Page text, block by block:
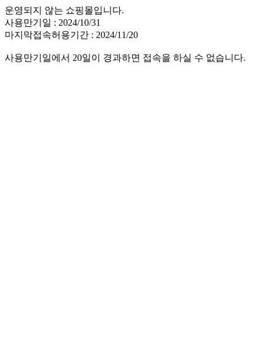
운영되지 않는 쇼핑몰입니다.
사용만기일 : 2024/10/31
마지막접속허용기간 : 2024/11/20
사용만기일에서 20일이 경과하면 접속을 하실 수 없습니다.